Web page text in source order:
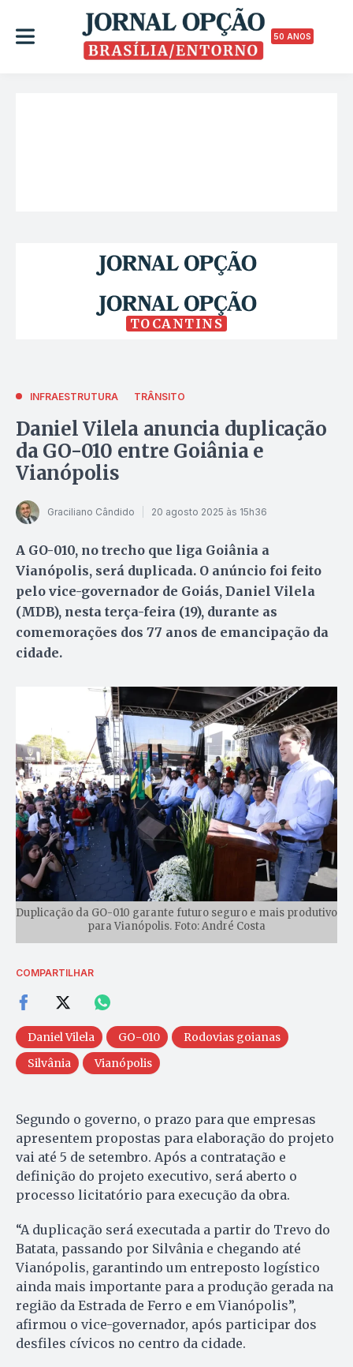
50 ANOS
TOCANTINS
INFRAESTRUTURA TRÂNSITO
Daniel Vilela anuncia duplicação
da GO-010 entre Goiânia e
Vianópolis
Graciliano Cândido 20 agosto 2025 às 15h36
A GO-010, no trecho que liga Goiânia a
Vianópolis, será duplicada. O anúncio foi feito
pelo vice-governador de Goiás, Daniel Vilela
(MDB), nesta terça-feira (19), durante as
comemorações dos 77 anos de emancipação da
cidade.
Duplicação da GO-010 garante futuro seguro e mais produtivo
para Vianópolis. Foto: André Costa
COMPARTILHAR
Daniel Vilela GO-010
Rodovias goianas
Silvânia
Vianópolis
Segundo o governo, o prazo para que empresas
apresentem propostas para elaboração do projeto
vai até 5 de setembro. Após a contratação e
definição do projeto executivo, será aberto o
processo licitatório para execução da obra.
“A duplicação será executada a partir do Trevo do
Batata, passando por Silvânia e chegando até
Vianópolis, garantindo um entreposto logístico
ainda mais importante para a produção gerada na
região da Estrada de Ferro e em Vianópolis”,
afirmou o vice-governador, após participar dos
desfiles cívicos no centro da cidade.